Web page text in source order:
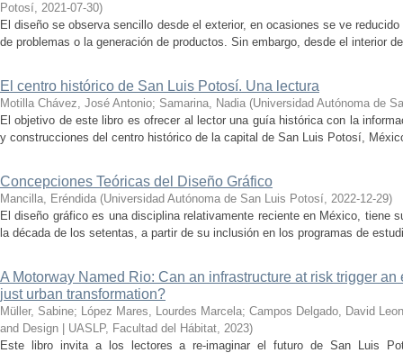
Potosí­, 2021-07-30)
El diseño se observa sencillo desde el exterior, en ocasiones se ve
de problemas o la generación de productos. Sin embargo, desde el interior
El centro histórico de San Luis Potosí. Una lectura
Motilla Chávez, José Antonio; Samarina, Nadia (Universidad Autónoma de
El objetivo de este libro es ofrecer al lector una guía histórica con la
y construcciones del centro histórico de la capital de San Luis Potosí,
Concepciones Teóricas del Diseño Gráfico
Mancilla, Eréndida (Universidad Autónoma de San Luis Potosí, 2022-12-29)
El diseño gráfico es una disciplina relativamente reciente en México, tiene
la década de los setentas, a partir de su inclusión en los programas de
A Motorway Named Rio: Can an infrastructure at risk trigger
just urban transformation?
Müller, Sabine; López Mares, Lourdes Marcela; Campos Delgado, David
and Design | UASLP, Facultad del Hábitat, 2023)
Este libro invita a los lectores a re-imaginar el futuro de San Luis